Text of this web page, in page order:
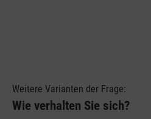
Weitere Varianten der Frage:
Wie verhalten Sie sich?